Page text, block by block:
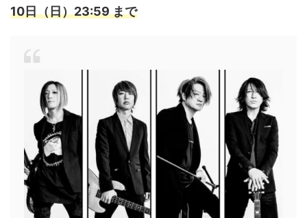
10日（日）23:59 まで